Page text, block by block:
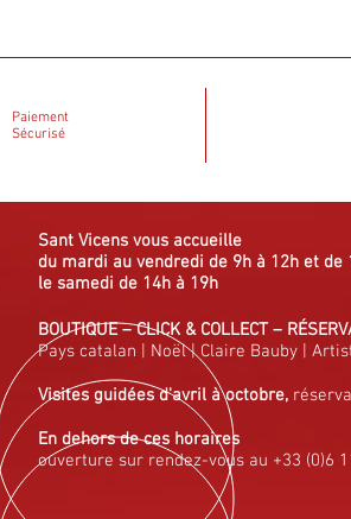
Paiement
Sécurisé
Sant Vicens vous accueille
du mardi au vendredi de 9h à 12h et de
le samedi de 14h à 19h
BOUTIQUE–CLICK & COLLECT–
Pays catalan
Noël|Claire Bauby
Visites guidéesd'avril à octobre,
En dehors de ces horaires
ouverture sur rendez-vous au +33 (0)6